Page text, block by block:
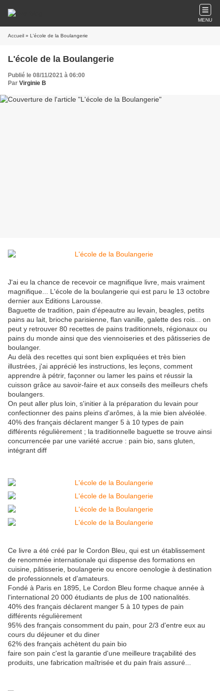
MENU
Accueil » L'école de la Boulangerie
L'école de la Boulangerie
Publié le 08/11/2021 à 06:00
Par Virginie B
J'ai eu la chance de recevoir ce magnifique livre, mais vraiment
magnifique... L'école de la boulangerie qui est paru le 13 octobre
dernier aux Editions Larousse.
Baguette de tradition, pain d'épeautre au levain, beagles, petits
pains au lait, brioche parisienne, flan vanille, galette des rois... on
peut y retrouver 80 recettes de pains traditionnels, régionaux ou
pains du monde ainsi que des viennoiseries et des pâtisseries de
boulanger.
Au delà des recettes qui sont bien expliquées et très bien
illustrées, j'ai apprécié les instructions, les leçons, comment
apprendre à pétrir, façonner ou lamer les pains et réussir la
cuisson grâce au savoir-faire et aux conseils des meilleurs chefs
boulangers.
On peut aller plus loin, s'initier à la préparation du levain pour
confectionner des pains pleins d'arômes, à la mie bien alvéolée.
40% des français déclarent manger 5 à 10 types de pain
différents régulièrement ; la traditionnelle baguette se trouve ainsi
concurrencée par une variété accrue : pain bio, sans gluten,
intégrant diff
Ce livre a été créé par le Cordon Bleu, qui est un établissement
de renommée internationale qui dispense des formations en
cuisine, pâtisserie, boulangerie ou encore oenologie à destination
de professionnels et d'amateurs.
Fondé à Paris en 1895, Le Cordon Bleu forme chaque année à
l'international 20 000 étudiants de plus de 100 nationalités.
40% des français déclarent manger 5 à 10 types de pain
différents régulièrement
95% des français consomment du pain, pour 2/3 d'entre eux au
cours du déjeuner et du diner
62% des français achètent du pain bio
faire son pain c'est la garantie d'une meilleure traçabilité des
produits, une fabrication maîtrisée et du pain frais assuré...